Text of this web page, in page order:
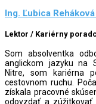
Ing. Ľubica
Lektor / Kariérny
Som absolventka
anglickom jazyku na
Nitre, som kariérna
cestovnom ruchu.
získala pracovné
odovzdať a